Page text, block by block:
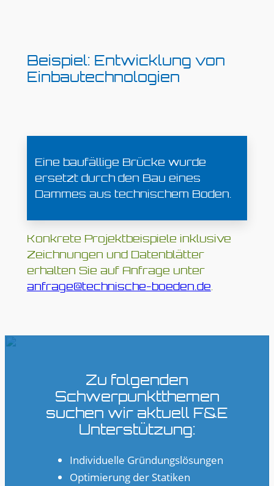
Beispiel: Entwicklung von
Einbautechnologien
Eine baufällige Brücke wurde
ersetzt durch den Bau eines
Dammes aus technischem Boden.
Konkrete Projektbeispiele inklusive
Zeichnungen und Datenblätter
erhalten Sie auf Anfrage unter
anfrage@technische-boeden.de.
Zu folgenden
Schwerpunktthemen
suchen wir aktuell F&E
Unterstützung:
Individuelle Gründungslösungen
Optimierung der Statiken